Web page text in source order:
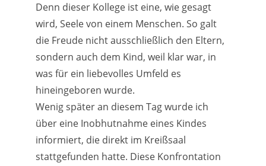
Denn dieser Kollege ist eine, wie gesagt
wird, Seele von einem Menschen. So galt
die Freude nicht ausschließlich den Eltern,
sondern auch dem Kind, weil klar war, in
was für ein liebevolles Umfeld es
hineingeboren wurde.
Wenig später an diesem Tag wurde ich
über eine Inobhutnahme eines Kindes
informiert, die direkt im Kreißsaal
stattgefunden hatte. Diese Konfrontation